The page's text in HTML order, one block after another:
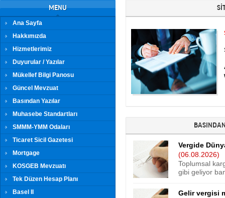
MENU
Ana Sayfa
Hakkımızda
Hizmetlerimiz
Duyurular / Yazılar
Mükellef Bilgi Panosu
Güncel Mevzuat
Basından Yazılar
Muhasebe Standartları
SMMM-YMM Odaları
Ticaret Sicil Gazetesi
Mortgage
KOSGEB Mevzuatı
Tek Düzen Hesap Planı
Basel II
Vergide
(06.08.2026)
Toplumsal
gibi geliyor
Gelir vergisi